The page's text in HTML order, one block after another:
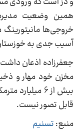
خروجی‌ها
آسیب جدی به
جعفرزاده اذعان
مخزن خود مهار و
بیش از 6
قابل تصور نیست.
منبع:تسنیم